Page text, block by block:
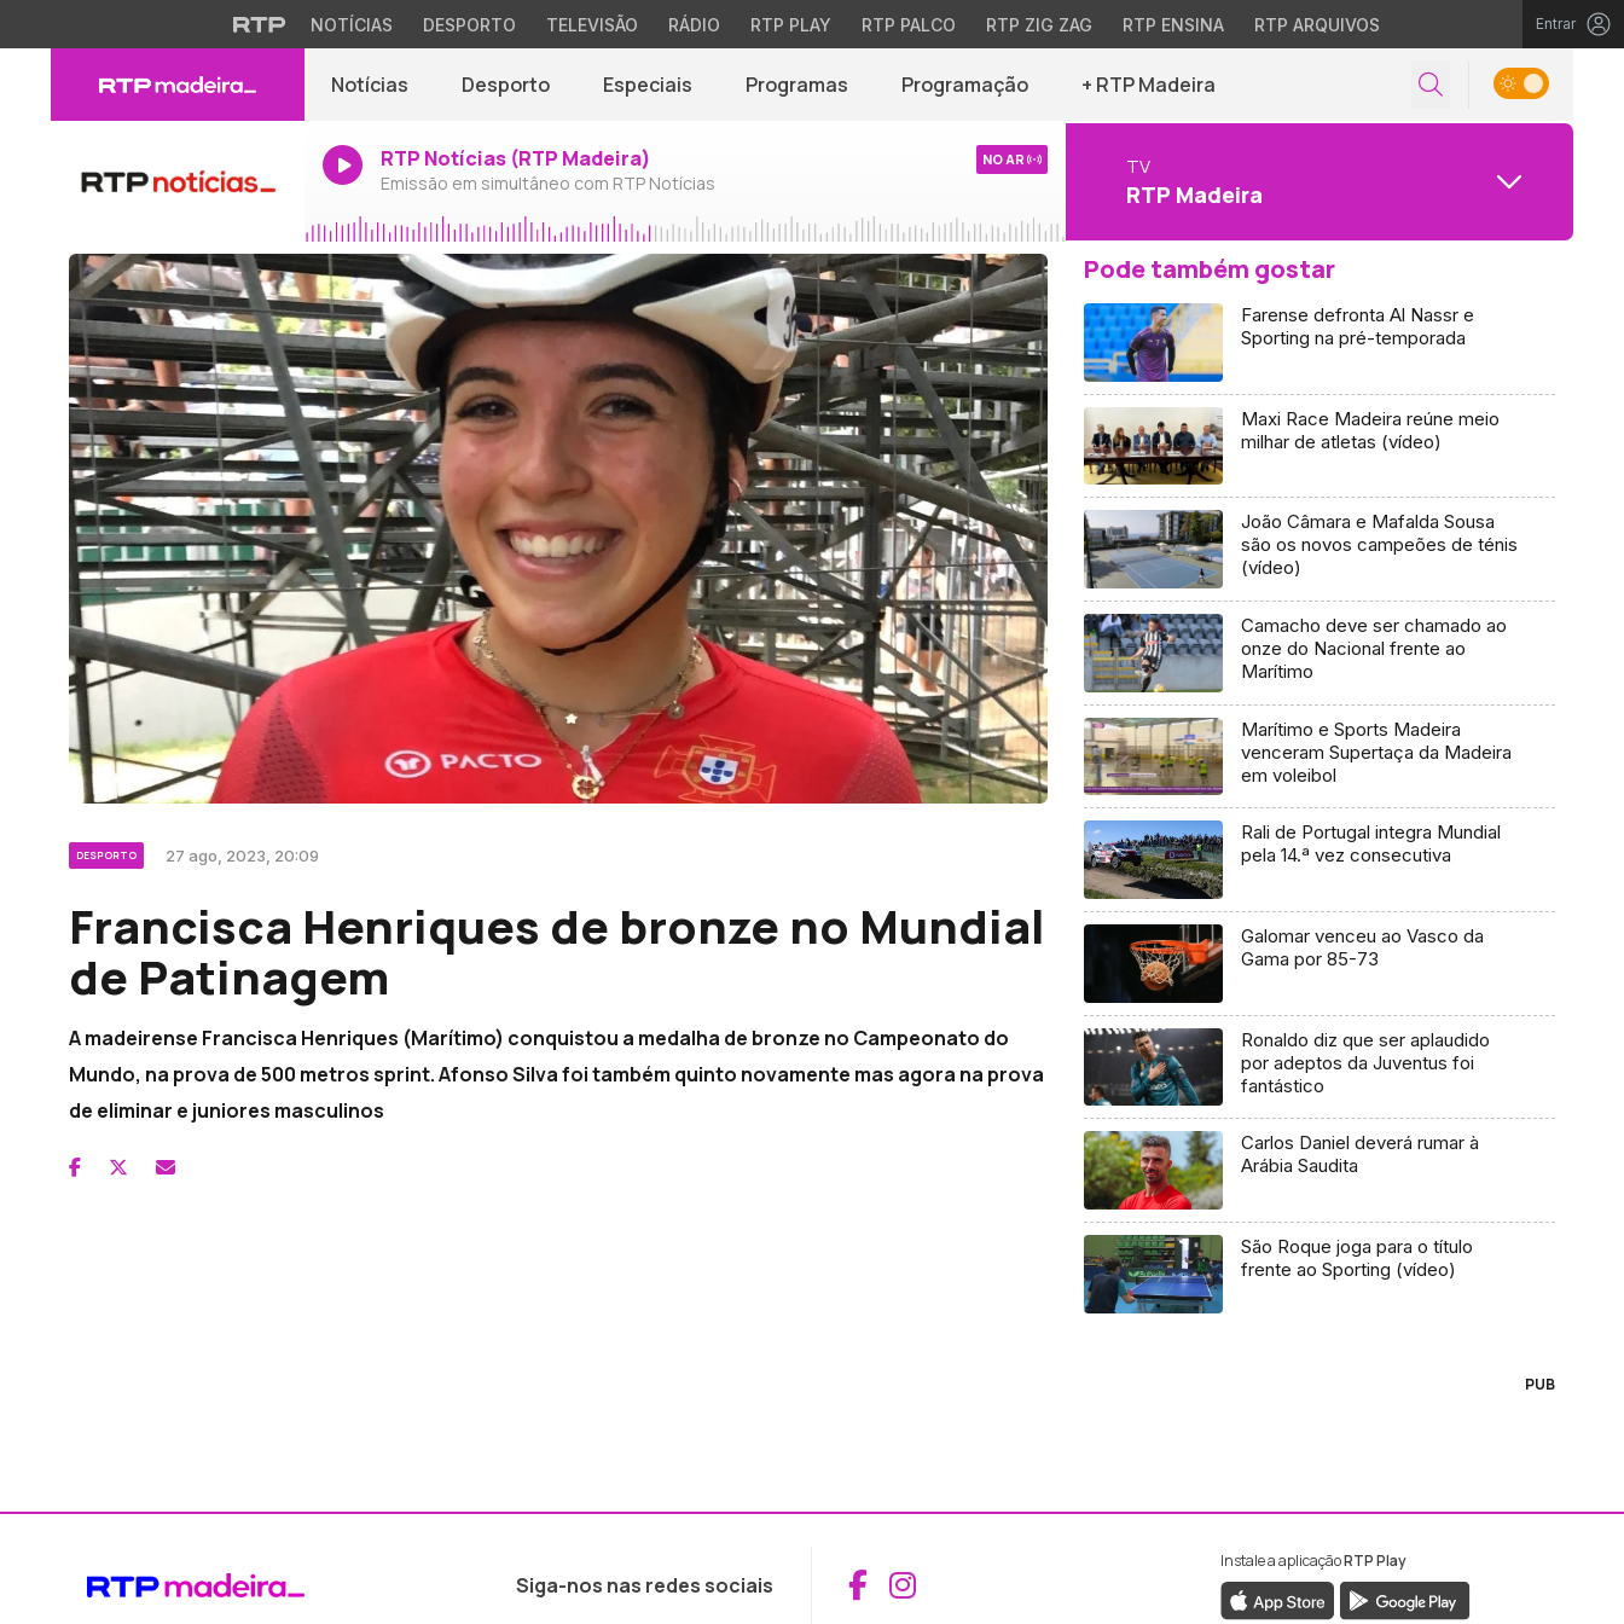
NOTÍCIAS DESPORTO TELEVISÃO RÁDIO RTP PLAY RTP PALCO RTP ZIG ZAG RTP ENSINA RTP ARQUIVOS Entrar
Notícias Desporto Especiais Programas Programação + RTP Madeira
RTP Notícias (RTP Madeira)
Emissão em simultâneo com RTP Notícias
NO AR TV
RTP Madeira
DESPORTO 27 ago, 2023, 20:09
Francisca Henriques de bronze no Mundial
de Patinagem
A madeirense Francisca Henriques (Marítimo) conquistou a medalha de bronze no Campeonato do
Mundo, na prova de 500 metros sprint. Afonso Silva foi também quinto novamente mas agora na prova
de eliminar e juniores masculinos
Pode também gostar
Farense defronta Al Nassr e
Sporting na pré-temporada
Maxi Race Madeira reúne meio
milhar de atletas (vídeo)
João Câmara e Mafalda Sousa
são os novos campeões de ténis
(vídeo)
Camacho deve ser chamado ao
onze do Nacional frente ao
Marítimo
Marítimo e Sports Madeira
venceram Supertaça da Madeira
em voleibol
Rali de Portugal integra Mundial
pela 14.ª vez consecutiva
Galomar venceu ao Vasco da
Gama por 85-73
Ronaldo diz que ser aplaudido
por adeptos da Juventus foi
fantástico
Carlos Daniel deverá rumar à
Arábia Saudita
São Roque joga para o título
frente ao Sporting (vídeo)
PUB
Siga-nos nas redes sociais Aceder ao Facebook da RTP Madeira
Aceder ao Instagram da RTP Madeira
Instale a aplicaçãoRTP Play